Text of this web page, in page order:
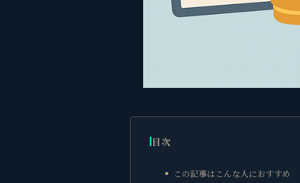
目次
この記事はこんな人におすすめ